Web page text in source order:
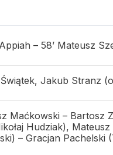
– 58’ Mateusz
Jakub Stranz
Maćkowski – Bartosz
Hudziak),
– Gracjan Pachelski